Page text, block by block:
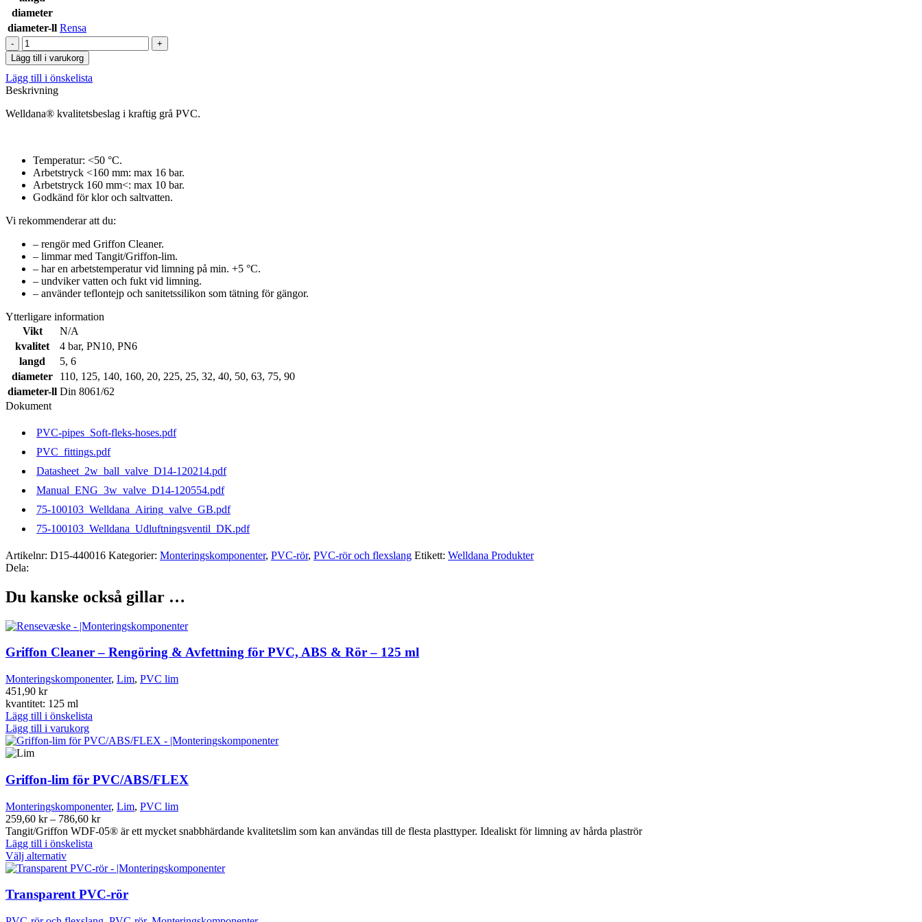
diameter
diameter-ll Rensa
PVC-
rör
mängd
Lägg till i varukorg
Lägg till i önskelista
Beskrivning
Welldana® kvalitetsbeslag i kraftig grå PVC.
Temperatur: <50 °C.
Arbetstryck <160 mm: max 16 bar.
Arbetstryck 160 mm<: max 10 bar.
Godkänd för klor och saltvatten.
Vi rekommenderar att du:
– rengör med Griffon Cleaner.
– limmar med Tangit/Griffon-lim.
– har en arbetstemperatur vid limning på min. +5 °C.
– undviker vatten och fukt vid limning.
– använder teflontejp och sanitetssilikon som tätning för gängor.
Ytterligare information
Vikt
N/A
kvalitet
4 bar, PN10, PN6
langd
5, 6
diameter
110, 125, 140, 160, 20, 225, 25, 32, 40, 50, 63, 75, 90
diameter-ll Din 8061/62
Dokument
PVC-pipes_Soft-fleks-hoses.pdf
PVC_fittings.pdf
Datasheet_2w_ball_valve_D14-120214.pdf
Manual_ENG_3w_valve_D14-120554.pdf
75-100103_Welldana_Airing_valve_GB.pdf
75-100103_Welldana_Udluftningsventil_DK.pdf
Artikelnr: D15-440016 Kategorier: Monteringskomponenter, PVC-rör, PVC-rör och flexslang Etikett: Welldana Produkter
Dela:
Du kanske också gillar …
Griffon Cleaner – Rengöring & Avfettning för PVC, ABS & Rör – 125 ml
Monteringskomponenter, Lim, PVC lim
451,90 kr
kvantitet: 125 ml
Lägg till i önskelista
Lägg till i varukorg
Griffon-lim för PVC/ABS/FLEX
Monteringskomponenter, Lim, PVC lim
259,60 kr – 786,60 krPrisintervall:
259,60 kr
Tangit/Griffon WDF-05® är ett mycket snabbhärdande kvalitetslim som kan användas till de flesta plasttyper. Idealiskt för limning av hårda plaströr
Lägg till i önskelista
Välj alternativDen
här
har
varianter.
Transparent PVC-rör